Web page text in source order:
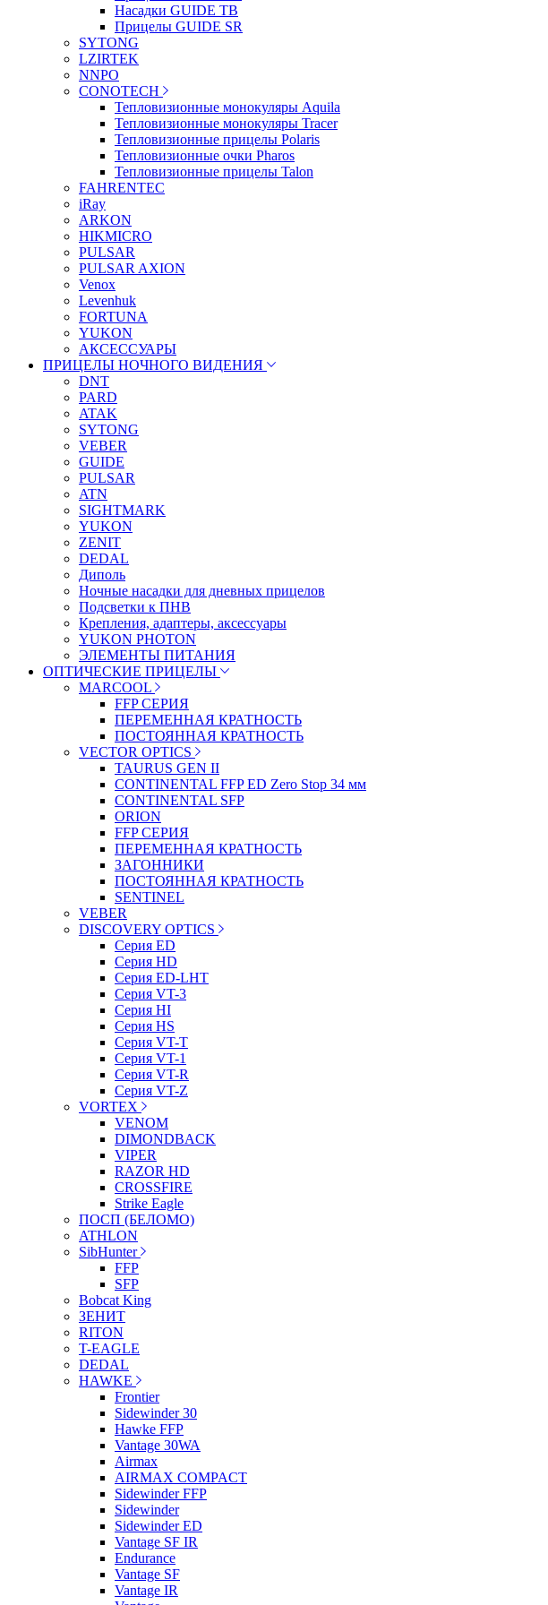
Насадки GUIDE TB
Прицелы GUIDE SR
SYTONG
LZIRTEK
NNPO
CONOTECH
Тепловизионные монокуляры Aquila
Тепловизионные монокуляры Tracer
Тепловизионные прицелы Polaris
Тепловизионные очки Pharos
Тепловизионные прицелы Talon
FAHRENTEC
iRay
ARKON
HIKMICRO
PULSAR
PULSAR AXION
Venox
Levenhuk
FORTUNA
YUKON
АКСЕССУАРЫ
ПРИЦЕЛЫ НОЧНОГО ВИДЕНИЯ
DNT
PARD
ATAK
SYTONG
VEBER
GUIDE
PULSAR
ATN
SIGHTMARK
YUKON
ZENIT
DEDAL
Диполь
Ночные насадки для дневных прицелов
Подсветки к ПНВ
Крепления, адаптеры, аксессуары
YUKON PHOTON
ЭЛЕМЕНТЫ ПИТАНИЯ
ОПТИЧЕСКИЕ ПРИЦЕЛЫ
MARCOOL
FFP СЕРИЯ
ПЕРЕМЕННАЯ КРАТНОСТЬ
ПОСТОЯННАЯ КРАТНОСТЬ
VECTOR OPTICS
TAURUS GEN II
CONTINENTAL FFP ED Zero Stop 34 мм
CONTINENTAL SFP
ORION
FFP СЕРИЯ
ПЕРЕМЕННАЯ КРАТНОСТЬ
ЗАГОННИКИ
ПОСТОЯННАЯ КРАТНОСТЬ
SENTINEL
VEBER
DISCOVERY OPTICS
Серия ED
Серия HD
Серия ED-LHT
Серия VT-3
Серия HI
Серия HS
Серия VT-T
Серия VT-1
Серия VT-R
Серия VT-Z
VORTEX
VENOM
DIMONDBACK
VIPER
RAZOR HD
CROSSFIRE
Strike Eagle
ПОСП (БЕЛОМО)
ATHLON
SibHunter
FFP
SFP
Bobcat King
ЗЕНИТ
RITON
T-EAGLE
DEDAL
HAWKE
Frontier
Sidewinder 30
Hawke FFP
Vantage 30WA
Airmax
AIRMAX COMPACT
Sidewinder FFP
Sidewinder
Sidewinder ED
Vantage SF IR
Endurance
Vantage SF
Vantage IR